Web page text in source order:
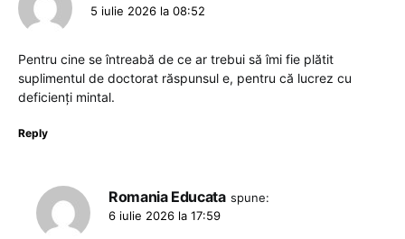
5 iulie 2026 la 08:52
Pentru cine se întreabă de ce ar trebui să îmi fie plătit
suplimentul de doctorat răspunsul e, pentru că lucrez cu
deficienți mintal.
Reply
Romania Educata spune:
6 iulie 2026 la 17:59